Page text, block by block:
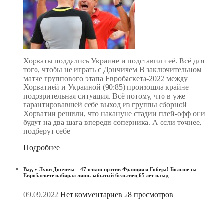
Хорваты поддались Украине и подставили её. Всё для
того, чтобы не играть с Дончичем В заключительном
матче группового этапа Евробаскета-2022 между
Хорватией и Украиной (90:85) произошла крайне
подозрительная ситуация. Всё потому, что в уже
гарантировавшей себе выход из группы сборной
Хорватии решили, что накануне стадии плей-офф они
будут на два шага впереди соперника. А если точнее,
подберут себе
Подробнее
Вау, у Луки Дончича – 47 очков против Франции и Гобера! Больше на
Евробаскете набирал лишь забытый бельгиец 65 лет назад
09.09.2022 Нет комментариев 28 просмотров